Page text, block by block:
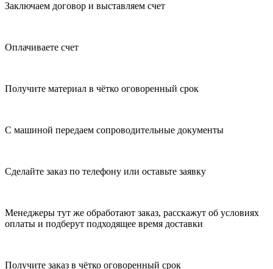
Заключаем договор и выставляем счет
Оплачиваете счет
Получите материал в чётко оговоренный срок
С машиной передаем сопроводительные документы
Сделайте заказ по телефону или оставьте заявку
Менеджеры тут же обработают заказ, расскажут об условиях
оплаты и подберут подходящее время доставки
Получите заказ в чётко оговоренный срок